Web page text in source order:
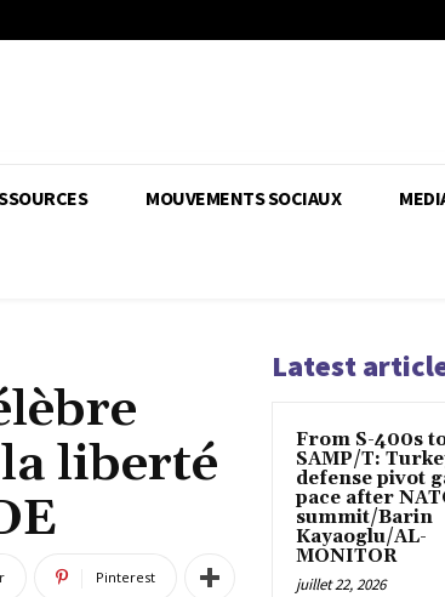
MOUVEMENTS SOCIAUX
liberté
Pinterest
Latest
From S-400s
SAMP/T:
defense pivot
pace after
summit/Barin
Kayaoglu/AL-
MONITOR
juillet 22, 2026